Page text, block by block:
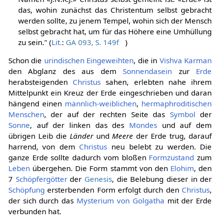
das, wohin zunächst das Christentum selbst gebracht
werden sollte, zu jenem Tempel, wohin sich der Mensch
selbst gebracht hat, um für das Höhere eine Umhüllung
zu sein." (Lit.: GA 093, S. 149f
)
Schon die urindischen Eingeweihten, die in Vishva Karman
den Abglanz des aus demSonnendasein zur Erde
herabsteigenden Christus sahen, erlebten nahe ihrem
Mittelpunkt ein Kreuz der Erde eingeschrieben und daran
hängend einen männlich-weiblichen, hermaphroditischen
Menschen, der auf der rechten Seite das Symbol der
Sonne, auf der linken das des Mondes und auf dem
übrigen Leib die LänderundMeere der Erde trug, darauf
harrend, von dem Christus neu belebt zu werden. Die
ganze Erde sollte dadurch vom bloßen Formzustand zum
Lebenübergehen. Die Form stammt von den Elohim, den
7 Schöpfergötterder Genesis, die Belebung dieser in der
Schöpfung ersterbenden Form erfolgt durch den Christus,
der sich durch das Mysterium von Golgatha mit der Erde
verbunden hat.